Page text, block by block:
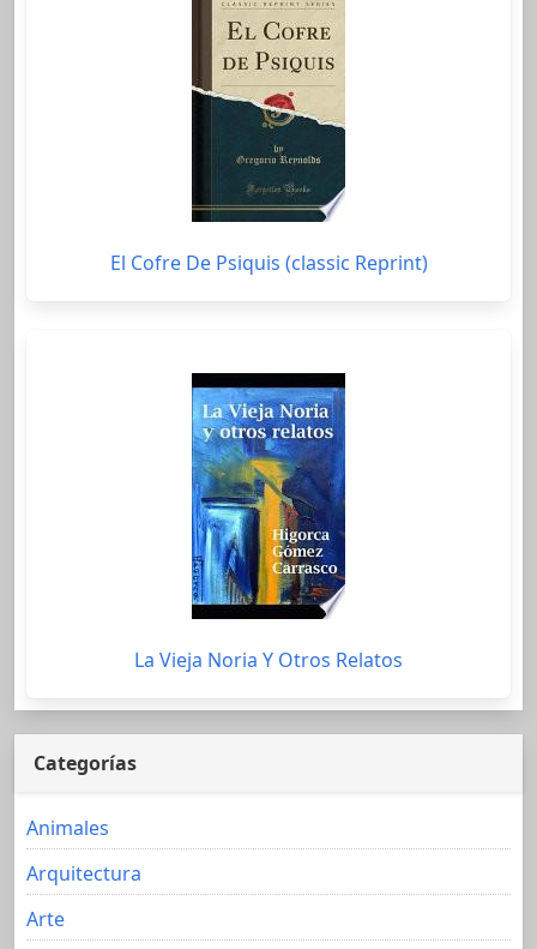
El Cofre De Psiquis (classic Reprint)
La Vieja Noria Y Otros Relatos
Categorías
Animales
Arquitectura
Arte